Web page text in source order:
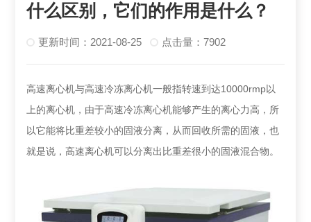
什么区别，它们的作用是什么？
更新时间：2021-08-25 点击量：7902
高速离心机与高速冷冻离心机一般指转速到达10000rmp以
上的离心机，由于高速冷冻离心机能够产生的离心力高，所
以它能将比重差较小的固液分离，从而回收所需的固液，也
就是说，高速离心机可以分离出比重差很小的固液混合物。